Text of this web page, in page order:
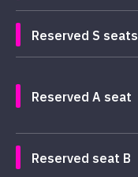
Reserved S seats
Reserved A seat
Reserved seat B